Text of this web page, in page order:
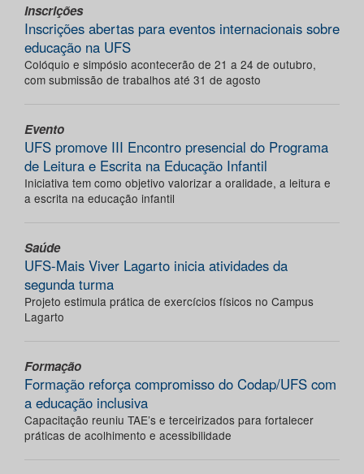
Inscrições
Inscrições abertas para eventos internacionais sobre
educação na UFS
Colóquio e simpósio acontecerão de 21 a 24 de outubro,
com submissão de trabalhos até 31 de agosto
Evento
UFS promove III Encontro presencial do Programa
de Leitura e Escrita na Educação Infantil
Iniciativa tem como objetivo valorizar a oralidade, a leitura e
a escrita na educação infantil
Saúde
UFS-Mais Viver Lagarto inicia atividades da
segunda turma
Projeto estimula prática de exercícios físicos no Campus
Lagarto
Formação
Formação reforça compromisso do Codap/UFS com
a educação inclusiva
Capacitação reuniu TAE’s e terceirizados para fortalecer
práticas de acolhimento e acessibilidade